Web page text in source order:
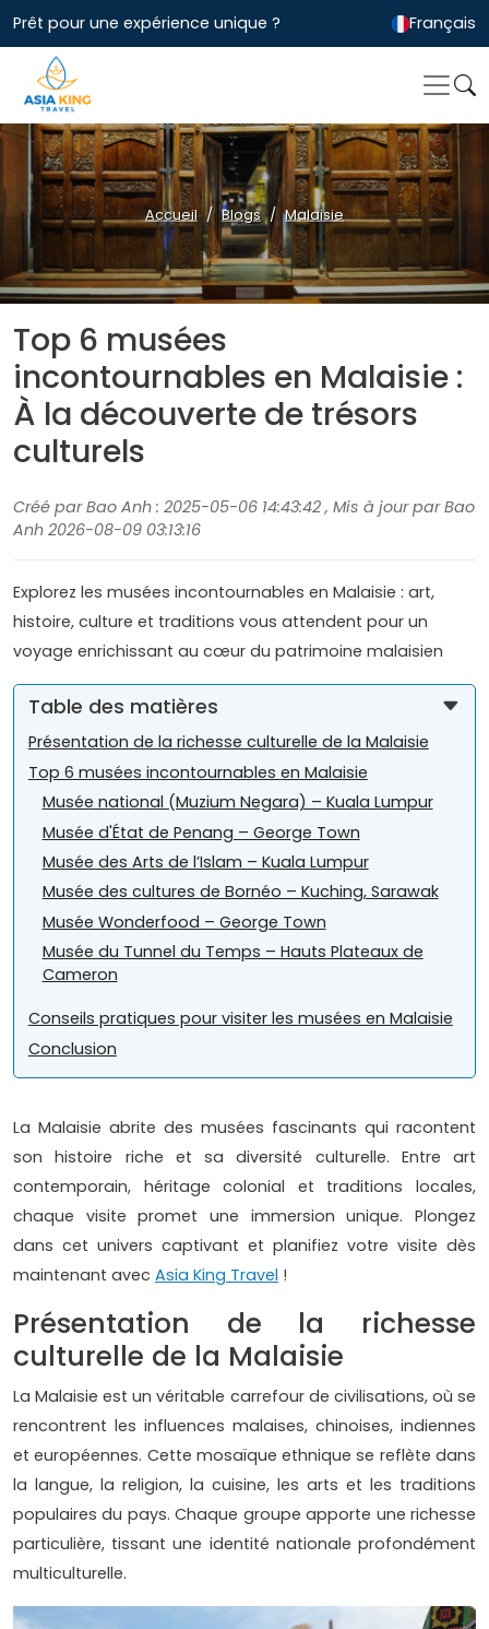
Prêt pour une expérience unique ? Français
Accueil Blogs Malaisie
Top 6 musées
incontournables en Malaisie :
À la découverte de trésors
culturels
Créé par Bao Anh : 2025-05-06 14:43:42 , Mis à jour par Bao
Anh 2026-08-09 03:13:16
Explorez les musées incontournables en Malaisie : art,
histoire, culture et traditions vous attendent pour un
voyage enrichissant au cœur du patrimoine malaisien
Table des matières
Présentation de la richesse culturelle de la Malaisie
Top 6 musées incontournables en Malaisie
Musée national (Muzium Negara) – Kuala Lumpur
Musée d'État de Penang – George Town
Musée des Arts de l’Islam – Kuala Lumpur
Musée des cultures de Bornéo – Kuching, Sarawak
Musée Wonderfood – George Town
Musée du Tunnel du Temps – Hauts Plateaux de
Cameron
Conseils pratiques pour visiter les musées en Malaisie
Conclusion
La Malaisie abrite des musées fascinants qui racontent
son histoire riche et sa diversité culturelle. Entre art
contemporain, héritage colonial et traditions locales,
chaque visite promet une immersion unique. Plongez
dans cet univers captivant et planifiez votre visite dès
maintenant avec Asia King Travel !
Présentation de la richesse
culturelle de la Malaisie
La Malaisie est un véritable carrefour de civilisations, où se
rencontrent les influences malaises, chinoises, indiennes
et européennes. Cette mosaïque ethnique se reflète dans
la langue, la religion, la cuisine, les arts et les traditions
populaires du pays. Chaque groupe apporte une richesse
particulière, tissant une identité nationale profondément
multiculturelle.